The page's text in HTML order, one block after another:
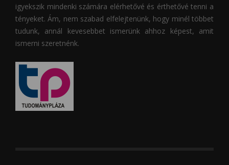
igyekszik mindenki számára elérhetővé és érthetővé tenni a
tényeket. Ám, nem szabad elfelejtenünk, hogy minél többet
tudunk, annál kevesebbet ismerünk ahhoz képest, amit
ismerni szeretnénk.